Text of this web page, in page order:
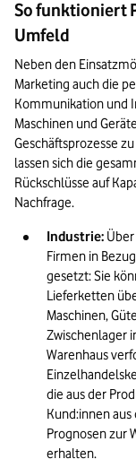
So funktioniert
Umfeld
Neben den
Marketing auch die
Kommunikation und
Maschinen und
Geschäftsprozesse
lassen sich die
Rückschlüsse auf
Nachfrage.
Industrie:
Firmen in
gesetzt: Sie
Lieferketten
Maschinen,
Zwischenlager
Warenhaus
die aus der
Kund:innen
Prognosen zur
erhalten.